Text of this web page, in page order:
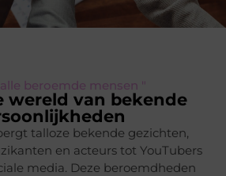
beroemde mensen "
wereld van bekende
talloze bekende gezichten,
en acteurs tot YouTubers
media. Deze beroemdheden